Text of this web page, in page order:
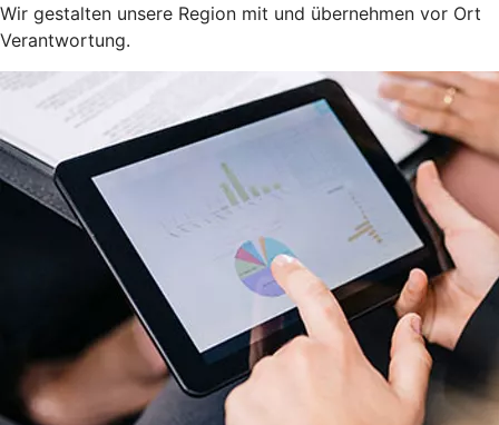
Wir gestalten unsere Region mit und übernehmen vor Ort
Verantwortung.